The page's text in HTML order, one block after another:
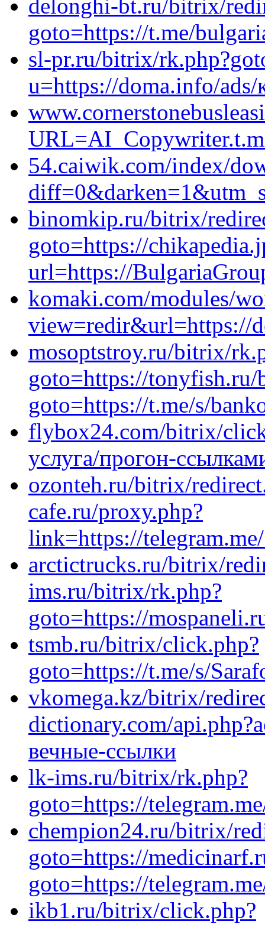
delonghi-bt.ru/bitrix/
goto=https://t.me/
sl-pr.ru/bitrix/
u=https://doma.info/ads/
54.caiwik.com/index/
binomkip.ru/bitrix/
goto=https://
url=https://
komaki.com/modules/
view=redir&url=https://
mosoptstroy.ru/bitrix/
goto=https://
goto=https://t.me/s/
flybox24.com/bitrix/
услуга/прогон-
ozonteh.ru/bitrix/
cafe.ru/proxy.php?
link=https://
arctictrucks.ru/bitrix/
ims.ru/bitrix/rk.php?
goto=https://
tsmb.ru/bitrix/click.php?
goto=https://t.me/s/
vkomega.kz/bitrix/
dictionary.com/
вечные-ссылки
lk-ims.ru/bitrix/rk.php?
goto=https://
chempion24.ru/bitrix/
goto=https://
goto=https://
ikb1.ru/bitrix/click.php?